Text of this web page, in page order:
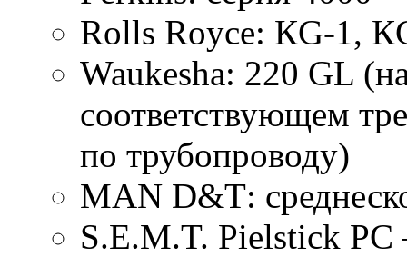
Rolls Royce: КG-1,
Waukesha: 220 GL
соответствующем
по трубопроводу)
МАN D&Т:
S.E.M.T. Pielstick